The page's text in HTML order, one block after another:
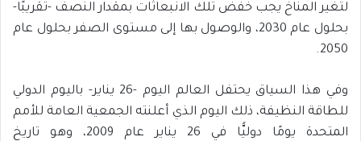
لتغير المناخ يجب خفض تلك الانبعاثات بمقدار النصف -تقريبًا-
بحلول عام 2030، والوصول بها إلى مستوى الصفر بحلول عام
2050.
وفي هذا السياق يحتفل العالم اليوم -26 يناير- باليوم الدولي
للطاقة النظيفة، ذلك اليوم الذي أعلنته الجمعية العامة للأمم
المتحدة يومًا دوليًّا في 26 يناير عام 2009، وهو تاريخ